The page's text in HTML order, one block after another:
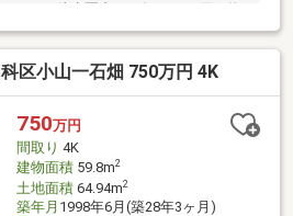
合病院が徒歩３分 なにかあった時
区小山一石畑 750万円 4K
750万円
間取り 4K
建物面積59.8m2
土地面積64.94m2
築年月 1998年6月(築28年3ヶ月)